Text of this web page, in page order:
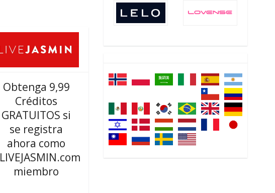
Obtenga 9,99
Créditos
GRATUITOS si
se registra
ahora como
LIVEJASMIN.com
miembro